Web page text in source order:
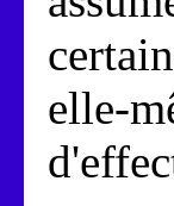
elle-